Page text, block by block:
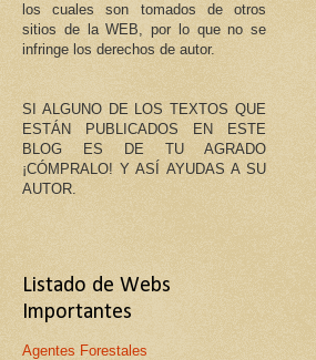
los cuales son tomados de otros
sitios de la WEB, por lo que no se
infringe los derechos de autor.
SI ALGUNO DE LOS TEXTOS QUE
ESTÁN PUBLICADOS EN ESTE
BLOG ES DE TU AGRADO
¡CÓMPRALO! Y ASÍ AYUDAS A SU
AUTOR.
Listado de Webs
Importantes
Agentes Forestales